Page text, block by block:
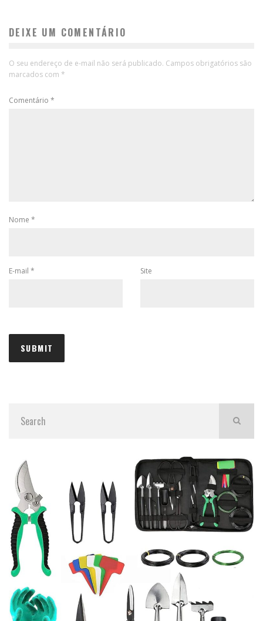
DEIXE UM COMENTÁRIO
O seu endereço de e-mail não será publicado. Campos obrigatórios são
marcados com *
Comentário *
Nome *
E-mail * Site